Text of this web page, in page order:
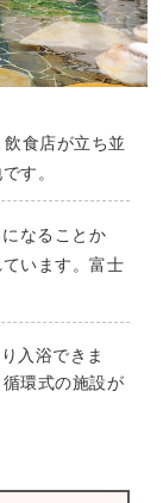
食店が立ち並
す。
なることか
います。富士
入浴できま
環式の施設が